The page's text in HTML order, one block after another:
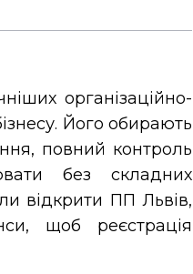
організаційно-
Його обирають
повний контроль
без складних
відкрити ПП Львів,
щоб реєстрація